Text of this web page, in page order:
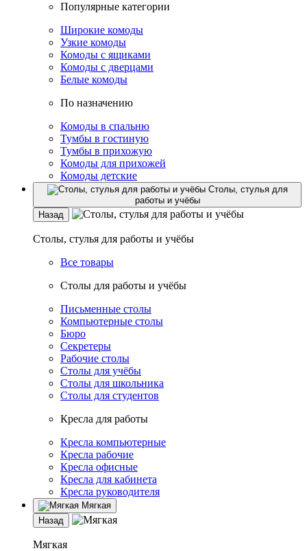
Популярные категории
Широкие комоды
Узкие комоды
Комоды с ящиками
Комоды с дверцами
Белые комоды
По назначению
Комоды в спальню
Тумбы в гостиную
Тумбы в прихожую
Комоды для прихожей
Комоды детские
Столы, стулья для
работы и учёбы
Назад
Столы, стулья для работы и учёбы
Все товары
Столы для работы и учёбы
Письменные столы
Компьютерные столы
Бюро
Секретеры
Рабочие столы
Столы для учёбы
Столы для школьника
Столы для студентов
Кресла для работы
Кресла компьютерные
Кресла рабочие
Кресла офисные
Кресла для кабинета
Кресла руководителя
Мягкая
Назад
Мягкая